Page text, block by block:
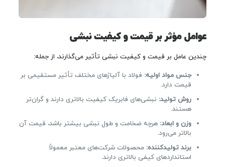
عوامل مؤثر بر قیمت و کیفیت نبشی
چندین عامل بر قیمت و کیفیت نبشی تأثیر می‌گذارند، از جمله:
جنس مواد اولیه: فولاد با آلیاژهای مختلف تأثیر مستقیمی بر
قیمت دارد.
روش تولید: نبشی‌های فابریک کیفیت بالاتری دارند و گران‌تر
هستند.
وزن و ابعاد: هرچه ضخامت و طول نبشی بیشتر باشد، قیمت آن
بالاتر می‌رود.
برند تولیدکننده: محصولات شرکت‌های معتبر معمولاً
استانداردهای کیفی بالاتری دارند.